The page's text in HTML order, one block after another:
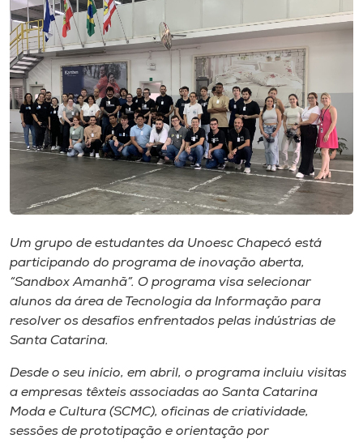
I.nova
Diplomados
Cultura
CPA
Biblioteca
Editora
Rádio
Museu
Unoesc
Store
Um grupo de estudantes da Unoesc Chapecó está
participando do programa de inovação aberta,
“Sandbox Amanhã”. O programa visa selecionar
alunos da área de Tecnologia da Informação para
resolver os desafios enfrentados pelas indústrias de
Santa Catarina.
Desde o seu início, em abril, o programa incluiu visitas
a empresas têxteis associadas ao Santa Catarina
Moda e Cultura (SCMC), oficinas de criatividade,
sessões de prototipação e orientação por